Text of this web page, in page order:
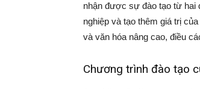
nhận được sự đào tạo từ hai
nghiệp và tạo thêm giá trị
và văn hóa nâng cao, điều
Chương trình đào tạo